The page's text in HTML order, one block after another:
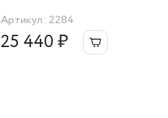
Артикул: 2284
25 440 ₽